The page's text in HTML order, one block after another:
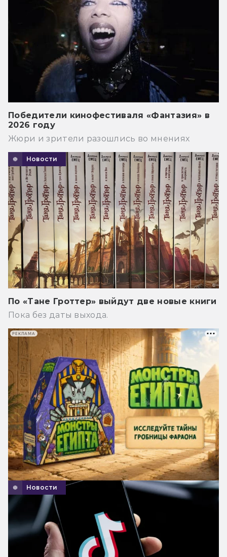
Победители кинофестиваля «Фантазия» в
2026 году
Жюри и зрители разошлись во мнениях
Новости
По «Тане Гроттер» выйдут две новые книги
Пока без даты выхода.
Новости
РЕКЛАМА